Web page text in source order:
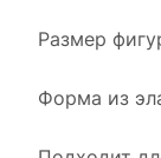
Размер
Форма из